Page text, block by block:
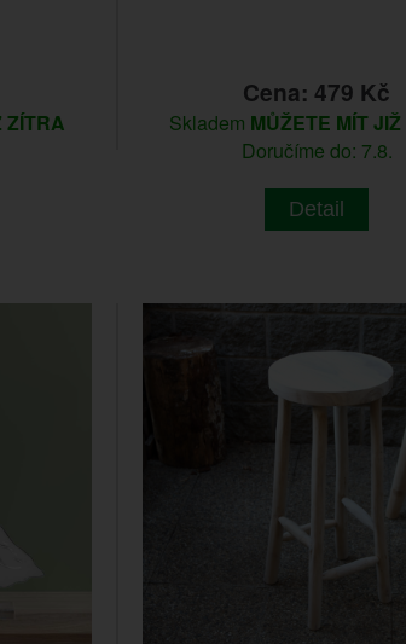
ZÍTRA
Cena: 479 Kč
Skladem MŮŽETE MÍT
Doručíme do: 7.8.
Detail